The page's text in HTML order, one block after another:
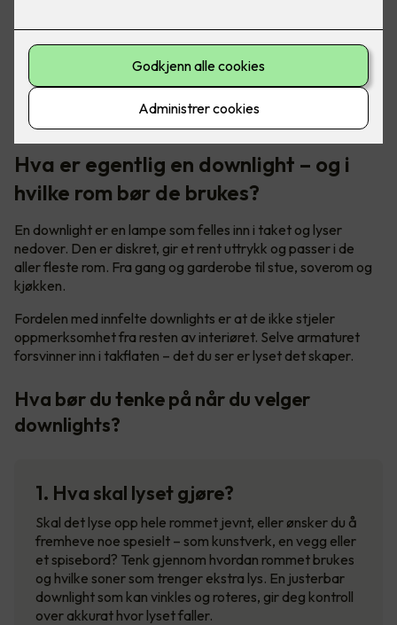
du pusser opp eller renoverer, er det lett å prioritere fliser,
overflater og møbler, mens lyset ofte havner nederst på
lista. Det er synd, for riktig belysning er faktisk det som
Hva er egentlig en downlight – og i
hvilke rom bør de brukes?
En downlight er en lampe som felles inn i taket og lyser
nedover. Den er diskret, gir et rent uttrykk og passer i de
aller fleste rom. Fra gang og garderobe til stue, soverom og
kjøkken.
Fordelen med innfelte downlights er at de ikke stjeler
oppmerksomhet fra resten av interiøret. Selve armaturet
forsvinner inn i takflaten – det du ser er lyset det skaper.
Hva bør du tenke på når du velger
downlights?
1. Hva skal lyset gjøre?
Skal det lyse opp hele rommet jevnt, eller ønsker du å
fremheve noe spesielt – som kunstverk, en vegg eller
et spisebord? Tenk gjennom hvordan rommet brukes
og hvilke soner som trenger ekstra lys. En justerbar
downlight som kan vinkles og roteres, gir deg kontroll
over akkurat hvor lyset faller.